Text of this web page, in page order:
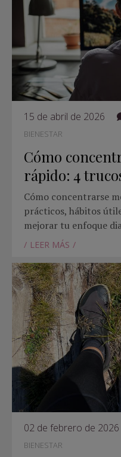
15 de abril de 2026
BIENESTAR
Cómo
rápido: 4
Cómo concentrarse
prácticos, hábitos
mejorar tu enfoque
LEER MÁS
02 de febrero de 2026
BIENESTAR